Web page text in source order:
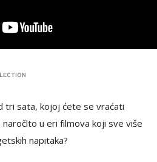
tri sata, kojoj ćete se vraćati
naročlto u eri filmova koji sve više
napitaka?